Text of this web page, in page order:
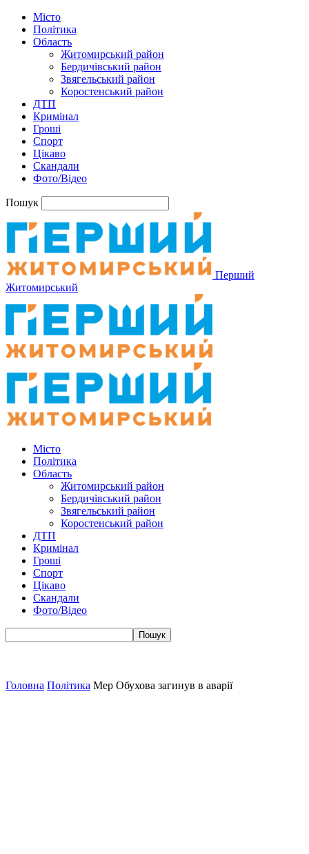
Місто
Політика
Область
Житомирський район
Бердичівський район
Звягельський район
Коростенський район
ДТП
Кримінал
Гроші
Спорт
Цікаво
Скандали
Фото/Відео
Пошук
Перший
Житомирський
Місто
Політика
Область
Житомирський район
Бердичівський район
Звягельський район
Коростенський район
ДТП
Кримінал
Гроші
Спорт
Цікаво
Скандали
Фото/Відео
Головна Політика Мер Обухова загинув в аварії